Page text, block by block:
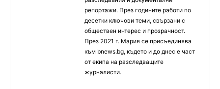
репортажи. През годините работи по
десетки ключови теми, свързани с
обществен интерес и прозрачност.
През 2021 г. Мария се присъединява
към bnews.bg, където и до днес е част
от екипа на разследващите
журналисти.